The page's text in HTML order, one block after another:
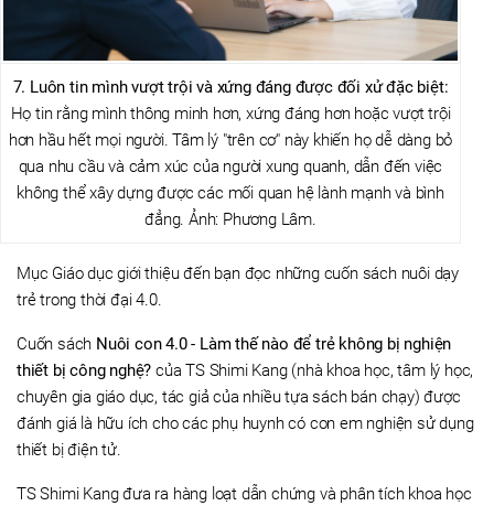
7. Luôn tin mình vượt trội và xứng đáng được đối xử đặc biệt:
Họ tin rằng mình thông minh hơn, xứng đáng hơn hoặc vượt trội
hơn hầu hết mọi người. Tâm lý "trên cơ" này khiến họ dễ dàng bỏ
qua nhu cầu và cảm xúc của người xung quanh, dẫn đến việc
không thể xây dựng được các mối quan hệ lành mạnh và bình
đẳng. Ảnh: Phương Lâm.
Mục Giáo dục giới thiệu đến bạn đọc những cuốn sách nuôi dạy
trẻ trong thời đại 4.0.
Cuốn sách Nuôi con 4.0 - Làm thế nào để trẻ không bị nghiện
thiết bị công nghệ? của TS Shimi Kang (nhà khoa học, tâm lý học,
chuyên gia giáo dục, tác giả của nhiều tựa sách bán chạy) được
đánh giá là hữu ích cho các phụ huynh có con em nghiện sử dụng
thiết bị điện tử.
TS Shimi Kang đưa ra hàng loạt dẫn chứng và phân tích khoa học